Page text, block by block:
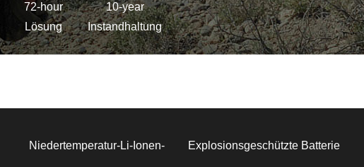
72-hour
Lösung
10-year
Instandhaltung
Niedertemperatur-Li-Ionen- Explosionsgeschützte Batterie